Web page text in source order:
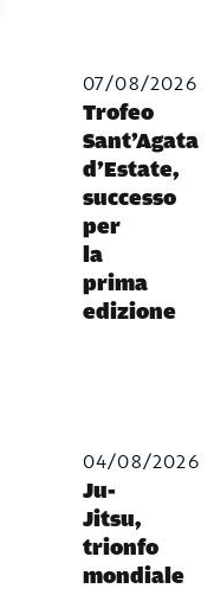
07/08/2026
Trofeo
Sant’Agata
d’Estate,
successo
per
la
prima
edizione
04/08/2026
Ju-
Jitsu,
trionfo
mondiale